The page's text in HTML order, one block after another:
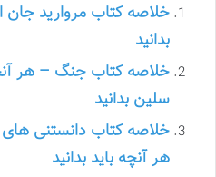
خلاصه کتاب مروارید جان
بدانید
خلاصه کتاب جنگ – هر
سلین بدانید
خلاصه کتاب دانستنی
هر آنچه باید بدانید